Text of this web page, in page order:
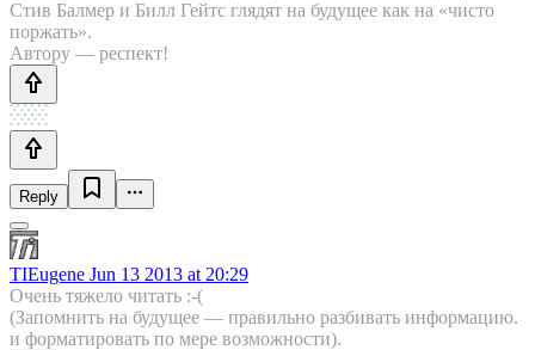
Стив Балмер и Билл Гейтс глядят на будущее как на «чисто
поржать».
Автору — респект!
Reply
TIEugene Jun 13 2013 at 20:29
Очень тяжело читать :-(
(Запомнить на будущее — правильно разбивать информацию.
и форматировать по мере возможности).